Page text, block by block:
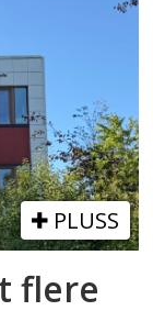
PLUSS
flere